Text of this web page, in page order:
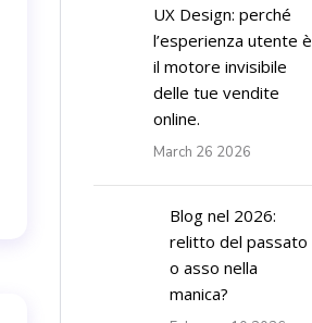
UX Design: perché
l’esperienza utente è
il motore invisibile
delle tue vendite
online.
March 26 2026
Blog nel 2026:
relitto del passato
o asso nella
manica?